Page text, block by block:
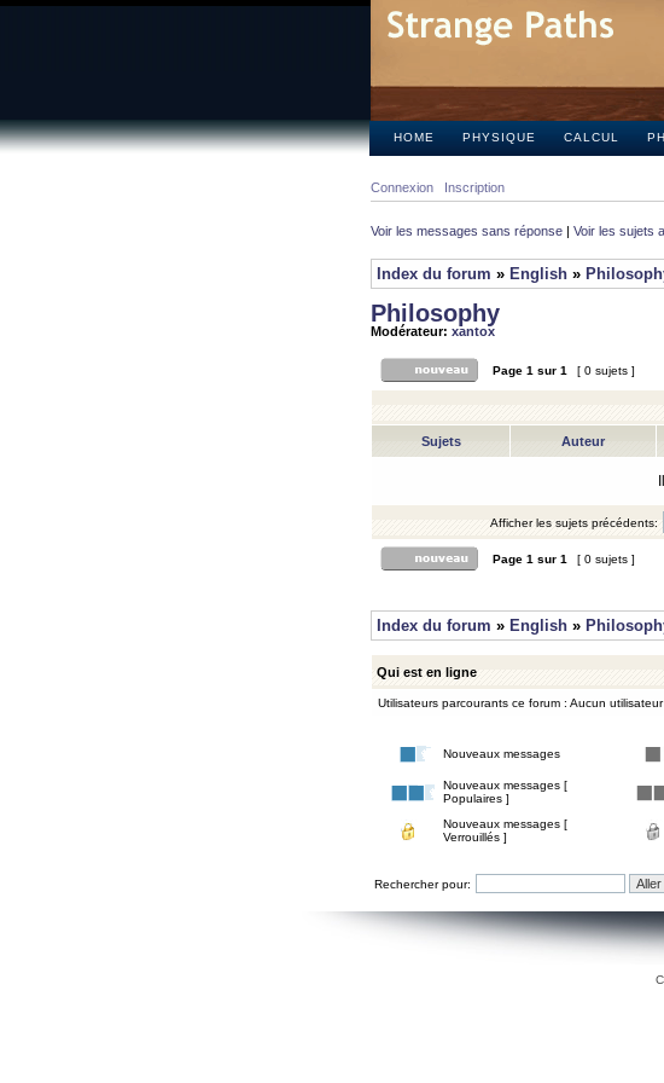
HOME PHYSIQUE CALCUL
Connexion Inscription
Voir les messages sans réponse | Voir les sujets
Index du forum » English »
Philosophy
Modérateur: xantox
Page 1 sur 1 [ 0 sujets ]
Sujets Auteur
Afficher les sujets précédents:
Page 1 sur 1 [ 0 sujets ]
Index du forum » English »
Qui est en ligne
Utilisateurs parcourants ce forum : Aucun
Nouveaux messages
Nouveaux messages [
Populaires ]
Nouveaux messages [
Verrouillés ]
Rechercher pour: